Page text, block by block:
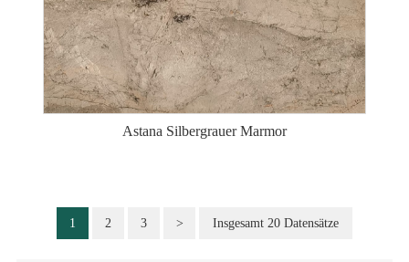
Astana Silbergrauer Marmor
1 2 3 > Insgesamt 20 Datensätze